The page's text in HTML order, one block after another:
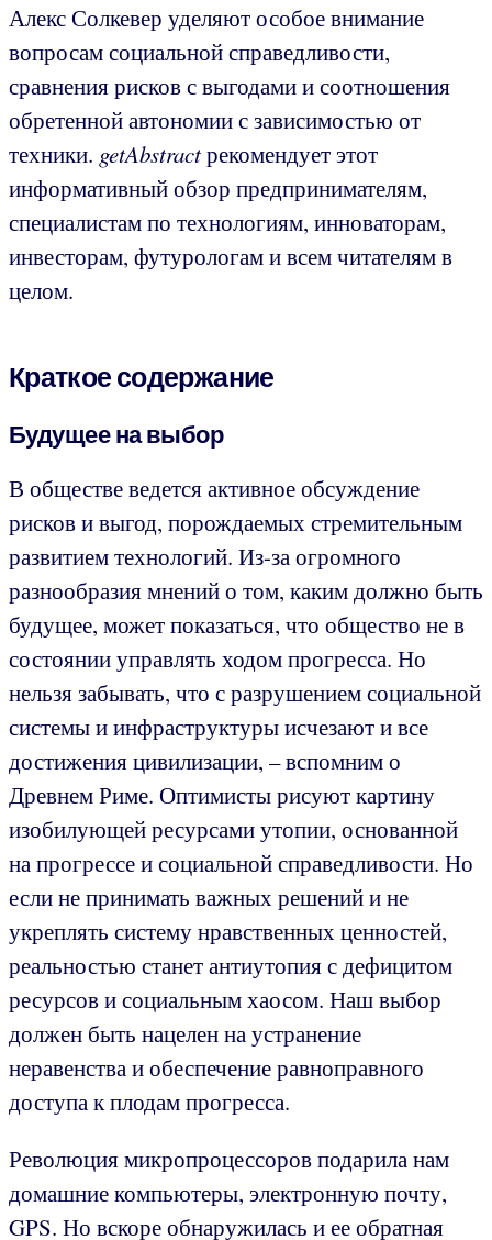
Алекс Солкевер уделяют особое внимание
вопросам социальной справедливости,
сравнения рисков с выгодами и соотношения
обретенной автономии с зависимостью от
техники. getAbstractрекомендует этот
информативный обзор предпринимателям,
специалистам по технологиям, инноваторам,
инвесторам, футурологам и всем читателям в
целом.
Краткое содержание
Будущее на выбор
В обществе ведется активное обсуждение
рисков и выгод, порождаемых стремительным
развитием технологий. Из-за огромного
разнообразия мнений о том, каким должно быть
будущее, может показаться, что общество не в
состоянии управлять ходом прогресса. Но
нельзя забывать, что с разрушением социальной
системы и инфраструктуры исчезают и все
достижения цивилизации, – вспомним о
Древнем Риме. Оптимисты рисуют картину
изобилующей ресурсами утопии, основанной
на прогрессе и социальной справедливости. Но
если не принимать важных решений и не
укреплять систему нравственных ценностей,
реальностью станет антиутопия с дефицитом
ресурсов и социальным хаосом. Наш выбор
должен быть нацелен на устранение
неравенства и обеспечение равноправного
доступа к плодам прогресса.
Революция микропроцессоров подарила нам
домашние компьютеры, электронную почту,
GPS. Но вскоре обнаружилась и ее обратная